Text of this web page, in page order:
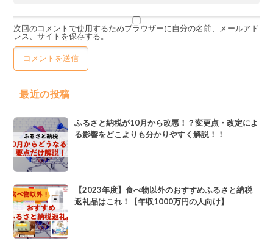
次回のコメントで使用するためブラウザーに自分の名前、メールアド
レス、サイトを保存する。
最近の投稿
ふるさと納税が10月から改悪！？変更点・改定によ
る影響をどこよりも分かりやすく解説！！
【2023年度】食べ物以外のおすすめふるさと納税
返礼品はこれ！【年収1000万円の人向け】